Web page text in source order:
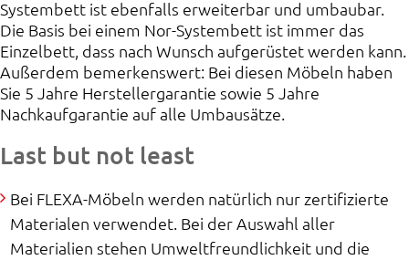
Systembett ist ebenfalls erweiterbar und umbaubar.
Die Basis bei einem Nor-Systembett ist immer das
Einzelbett, dass nach Wunsch aufgerüstet werden kann.
Außerdem bemerkenswert: Bei diesen Möbeln haben
Sie 5 Jahre Herstellergarantie sowie 5 Jahre
Nachkaufgarantie auf alle Umbausätze.
Last but not least
Bei FLEXA-Möbeln werden natürlich nur zertifizierte
Materialen verwendet. Bei der Auswahl aller
Materialien stehen Umweltfreundlichkeit und die